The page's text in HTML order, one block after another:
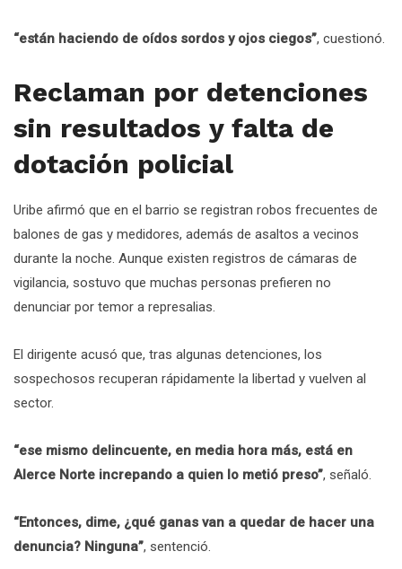
“están haciendo de oídos sordos y ojos ciegos”, cuestionó.
Reclaman por detenciones
sin resultados y falta de
dotación policial
Uribe afirmó que en el barrio se registran robos frecuentes de
balones de gas y medidores, además de asaltos a vecinos
durante la noche. Aunque existen registros de cámaras de
vigilancia, sostuvo que muchas personas prefieren no
denunciar por temor a represalias.
El dirigente acusó que, tras algunas detenciones, los
sospechosos recuperan rápidamente la libertad y vuelven al
sector.
“ese mismo delincuente, en media hora más, está en
Alerce Norte increpando a quien lo metió preso”, señaló.
“Entonces, dime, ¿qué ganas van a quedar de hacer una
denuncia? Ninguna”, sentenció.